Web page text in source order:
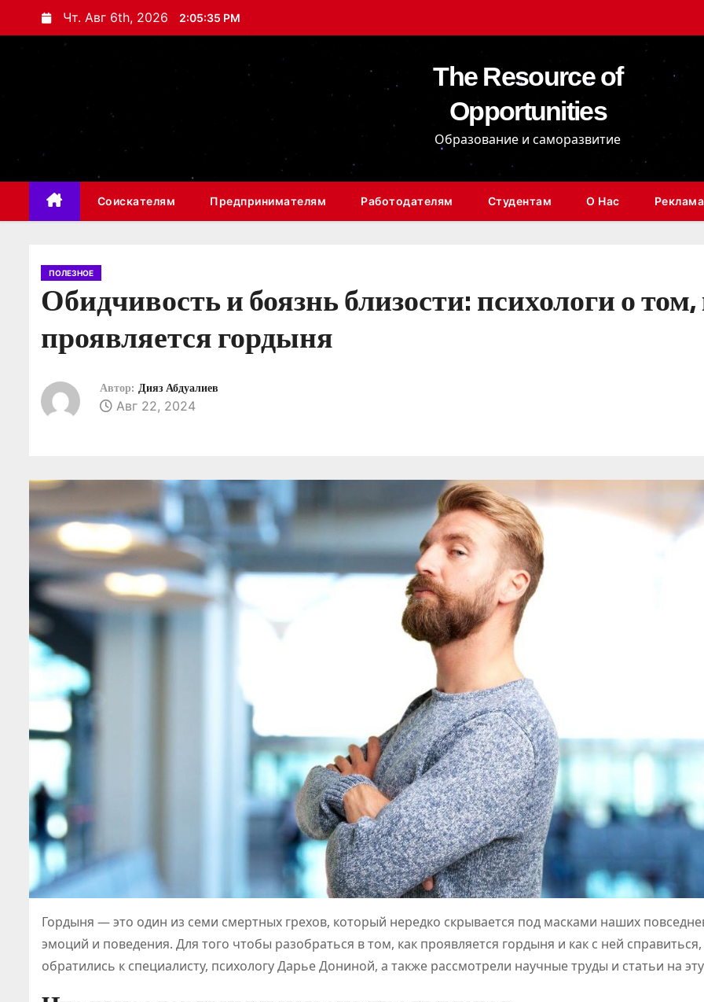
е
с
Чт. Авг 6th, 2026 2:05:36 PM
The Resource of
Opportunities
Образование и саморазвитие
Соискателям Предпринимателям Работодателям Студентам О Нас Реклама
ПОЛЕЗНОЕ
Обидчивость и боязнь близости: психологи о
проявляется гордыня
Автор: Дияз Абдуалиев
Авг 22, 2024
Гордыня — это один из семи смертных грехов, который нередко скрывается под масками наших
эмоций и поведения. Для того чтобы разобраться в том, как проявляется гордыня и как с ней
обратились к специалисту, психологу Дарье Дониной, а также рассмотрели научные труды и статьи на